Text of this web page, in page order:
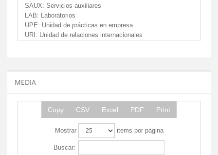
SAUX: Servicios auxiliares
LAB: Laboratorios
UPE: Unidad de prácticas en empresa
URI: Unidad de relaciones internacionales
MEDIA
Copy CSV Excel PDF Print
Mostrar items por página
Buscar: